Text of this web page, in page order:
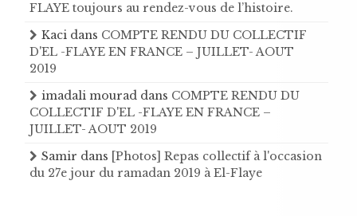
FLAYE toujours au rendez-vous de l’histoire .
Kaci dans COMPTE RENDU DU COLLECTIF
D'EL -FLAYE EN FRANCE – JUILLET- AOUT
2019
imadali mourad dans COMPTE RENDU DU
COLLECTIF D'EL -FLAYE EN FRANCE –
JUILLET- AOUT 2019
Samir dans [Photos] Repas collectif à l'occasion
du 27e jour du ramadan 2019 à El-Flaye